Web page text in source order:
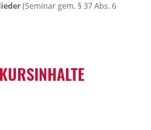
(Seminar gem. § 37 Abs. 6
KURS­IN­HALTE